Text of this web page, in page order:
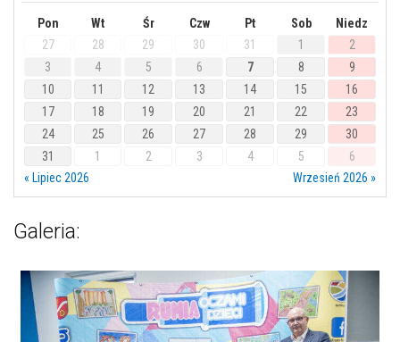
Pon Wt Śr Czw Pt Sob
Niedz
27
28 29 30 31 1
2
3
4 5 6 7 8
9
10
11 12 13 14 15
16
17
18 19 20 21 22
23
24
25 26 27 28 29
30
31
1 2 3 4 5
6
« Lipiec 2026
Wrzesień 2026 »
Galeria: